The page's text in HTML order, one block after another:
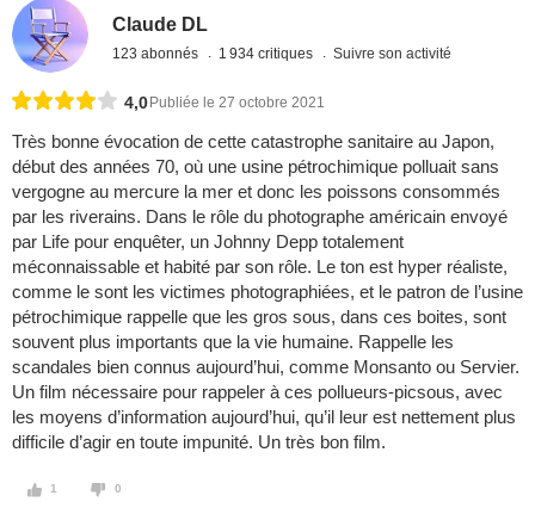
Claude DL
123 abonnés 1 934 critiques Suivre son activité
4,0 Publiée le 27 octobre 2021
Très bonne évocation de cette catastrophe sanitaire au Japon,
début des années 70, où une usine pétrochimique polluait sans
vergogne au mercure la mer et donc les poissons consommés
par les riverains. Dans le rôle du photographe américain envoyé
par Life pour enquêter, un Johnny Depp totalement
méconnaissable et habité par son rôle. Le ton est hyper réaliste,
comme le sont les victimes photographiées, et le patron de l’usine
pétrochimique rappelle que les gros sous, dans ces boites, sont
souvent plus importants que la vie humaine. Rappelle les
scandales bien connus aujourd’hui, comme Monsanto ou Servier.
Un film nécessaire pour rappeler à ces pollueurs-picsous, avec
les moyens d’information aujourd’hui, qu’il leur est nettement plus
difficile d’agir en toute impunité. Un très bon film.
1 0